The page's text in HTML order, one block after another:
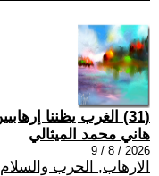
(31) الغرب يظننا إرهابيين ونحن نكفر بعضنا !!
هاني محمد الميثالي
2026 / 8 / 9
الارهاب, الحرب والسلام